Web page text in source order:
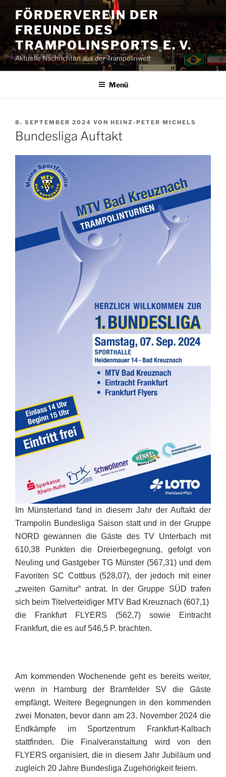
Inhalt
springen
FÖRDERVEREIN DER
FREUNDE DES
TRAMPOLINSPORTS E. V.
Aktuelle Nachrichten aus der Trampolinwelt
Menü
VERÖFFENTLICHT
AM
8. SEPTEMBER 2024 VON HEINZ-PETER MICHELS
Bundesliga Auftakt
Im Münsterland fand in diesem Jahr der Auftakt der
Trampolin Bundesliga Saison statt und in der Gruppe
NORD gewannen die Gäste des TV Unterbach mit
610,38 Punkten die Dreierbegegnung, gefolgt von
Neuling und Gastgeber TG Münster (567,31) und dem
Favoriten SC Cottbus (528,07), der jedoch mit einer
„zweiten Garnitur“ antrat. In der Gruppe SÜD trafen
sich beim Titelverteidiger MTV Bad Kreuznach (607,1)
die Frankfurt FLYERS (562,7) sowie Eintracht
Frankfurt, die es auf 546,5 P. brachten.
Am kommenden Wochenende geht es bereits weiter,
wenn in Hamburg der Bramfelder SV die Gäste
empfängt. Weitere Begegnungen in den kommenden
zwei Monaten, bevor dann am 23. November 2024 die
Endkämpfe im Sportzentrum Frankfurt-Kalbach
stattfinden. Die Finalveranstaltung wird von den
FLYERS organisiert, die in diesem Jahr Jubiläum und
zugleich 20 Jahre Bundesliga Zugehörigkeit feiern.